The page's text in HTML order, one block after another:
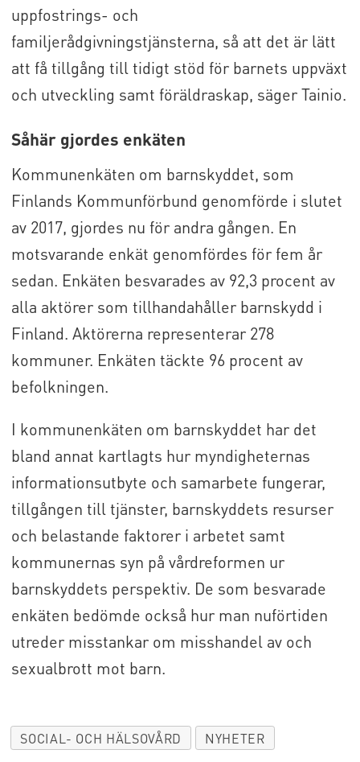
uppfostrings- och
familjerådgivningstjänsterna, så att det är lätt
att få tillgång till tidigt stöd för barnets uppväxt
och utveckling samt föräldraskap, säger Tainio.
Såhär gjordes enkäten
Kommunenkäten om barnskyddet, som
Finlands Kommunförbund genomförde i slutet
av 2017, gjordes nu för andra gången. En
motsvarande enkät genomfördes för fem år
sedan. Enkäten besvarades av 92,3 procent av
alla aktörer som tillhandahåller barnskydd i
Finland. Aktörerna representerar 278
kommuner. Enkäten täckte 96 procent av
befolkningen.
I kommunenkäten om barnskyddet har det
bland annat kartlagts hur myndigheternas
informationsutbyte och samarbete fungerar,
tillgången till tjänster, barnskyddets resurser
och belastande faktorer i arbetet samt
kommunernas syn på vårdreformen ur
barnskyddets perspektiv. De som besvarade
enkäten bedömde också hur man nuförtiden
utreder misstankar om misshandel av och
sexualbrott mot barn.
SOCIAL- OCH HÄLSOVÅRD NYHETER